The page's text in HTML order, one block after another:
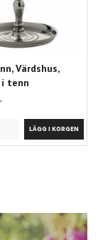
Värdshus,
tenn